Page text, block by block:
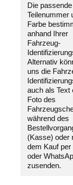
Die passende
Teilenummer
Farbe
anhand Ihrer
Fahrzeug-
Alternativ
uns die
auch als Text
Foto des
während des
(Kasse) oder
dem Kauf per
oder
zusenden.